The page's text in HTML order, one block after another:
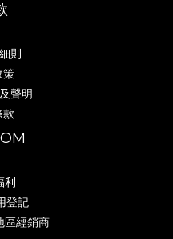
則
策
聲明
款
利
登記
區經銷商